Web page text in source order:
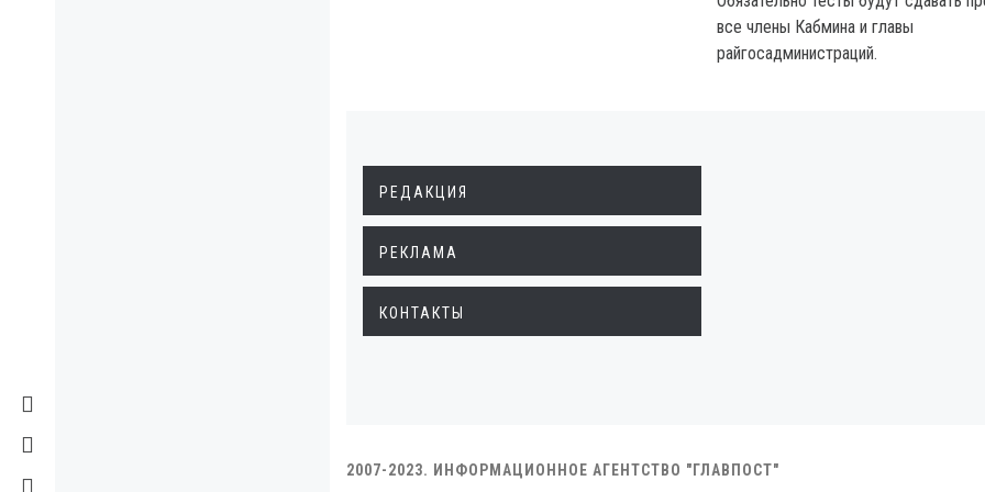
все члены Кабмина и главы
райгосадминистраций.
РЕДАКЦИЯ
РЕКЛАМА
КОНТАКТЫ
2007-2023. ИНФОРМАЦИОННОЕ АГЕНТСТВО "ГЛАВПОСТ"